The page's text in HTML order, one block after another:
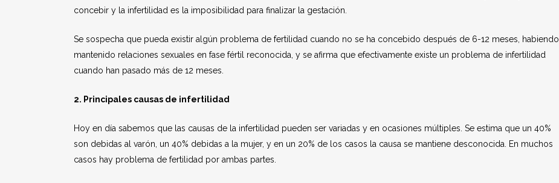
concebir y la infertilidad es la imposibilidad para finalizar la gestación.
Se sospecha que pueda existir algún problema de fertilidad cuando no se ha concebido después de 6-12 meses, habiendo
mantenido relaciones sexuales en fase fértil reconocida, y se afirma que efectivamente existe un problema de infertilidad
cuando han pasado más de 12 meses.
2. Principales causas de infertilidad
Hoy en día sabemos que las causas de la infertilidad pueden ser variadas y en ocasiones múltiples. Se estima que un 40%
son debidas al varón, un 40% debidas a la mujer, y en un 20% de los casos la causa se mantiene desconocida. En muchos
casos hay problema de fertilidad por ambas partes.